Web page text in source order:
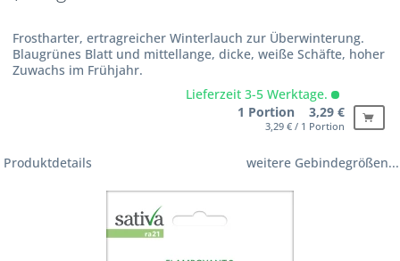
Frostharter, ertragreicher Winterlauch zur Überwinterung.
Blaugrünes Blatt und mittellange, dicke, weiße Schäfte, hoher
Zuwachs im Frühjahr.
Lieferzeit 3-5 Werktage.
1 Portion 3,29 €
3,29 € / 1 Portion
Produktdetails weitere Gebindegrößen...